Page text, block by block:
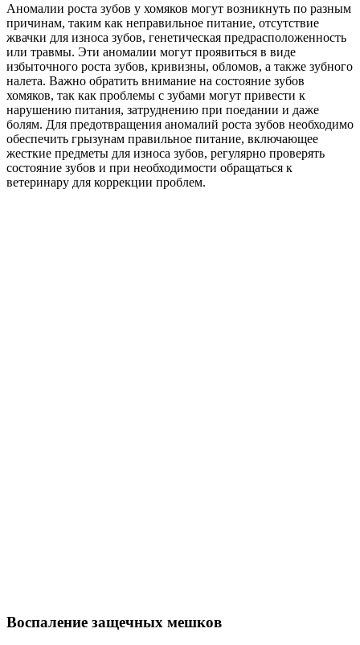
Аномалии роста зубов у хомяков могут возникнуть по разным
причинам, таким как неправильное питание, отсутствие
жвачки для износа зубов, генетическая предрасположенность
или травмы. Эти аномалии могут проявиться в виде
избыточного роста зубов, кривизны, обломов, а также зубного
налета. Важно обратить внимание на состояние зубов
хомяков, так как проблемы с зубами могут привести к
нарушению питания, затруднению при поедании и даже
болям. Для предотвращения аномалий роста зубов необходимо
обеспечить грызунам правильное питание, включающее
жесткие предметы для износа зубов, регулярно проверять
состояние зубов и при необходимости обращаться к
ветеринару для коррекции проблем.
Воспаление защечных мешков